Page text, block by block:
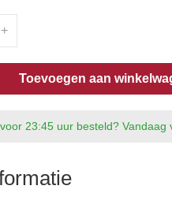
+
Toevoegen aan
23:45 uur besteld? Vandaag